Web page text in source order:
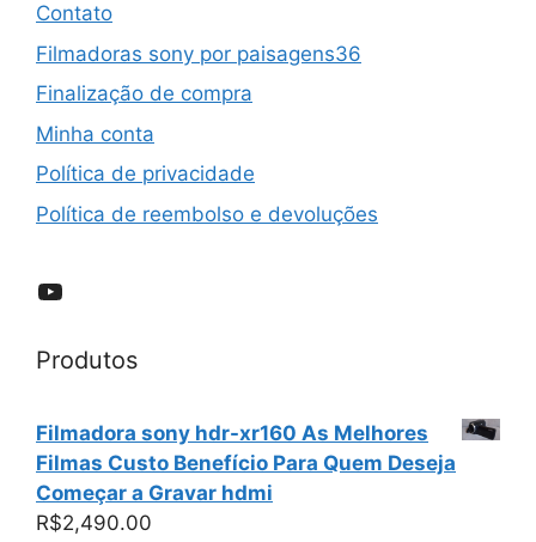
Contato
Filmadoras sony por paisagens36
Finalização de compra
Minha conta
Política de privacidade
Política de reembolso e devoluções
YouTube
Produtos
Filmadora sony hdr-xr160 As Melhores
Filmas Custo Benefício Para Quem Deseja
Começar a Gravar hdmi
R$2,490.00